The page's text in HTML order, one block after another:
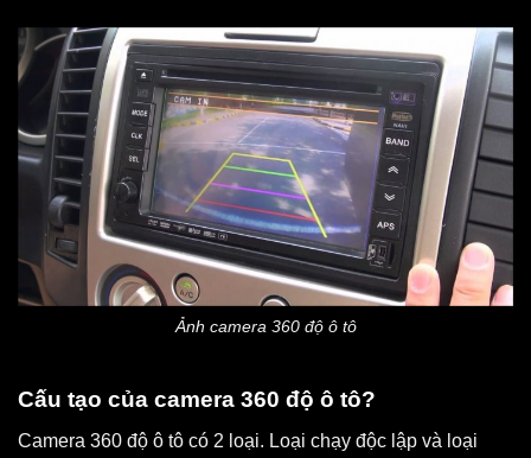
Ảnh camera 360 độ ô tô
Cấu tạo của camera 360 độ ô tô?
Camera 360 độ ô tô có 2 loại. Loại chạy độc lập và loại